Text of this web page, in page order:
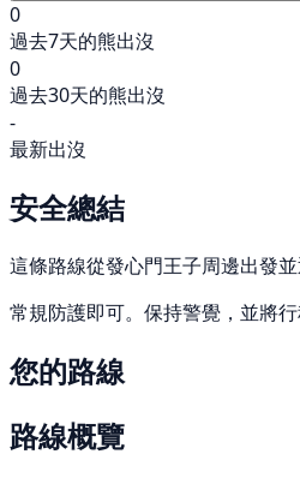
0
過去7天的熊出沒
0
過去30天的熊出沒
-
最新出沒
安全總結
這條路線從發心門王子周邊出發
常規防護即可。保持警覺，並將行
您的路線
路線概覽